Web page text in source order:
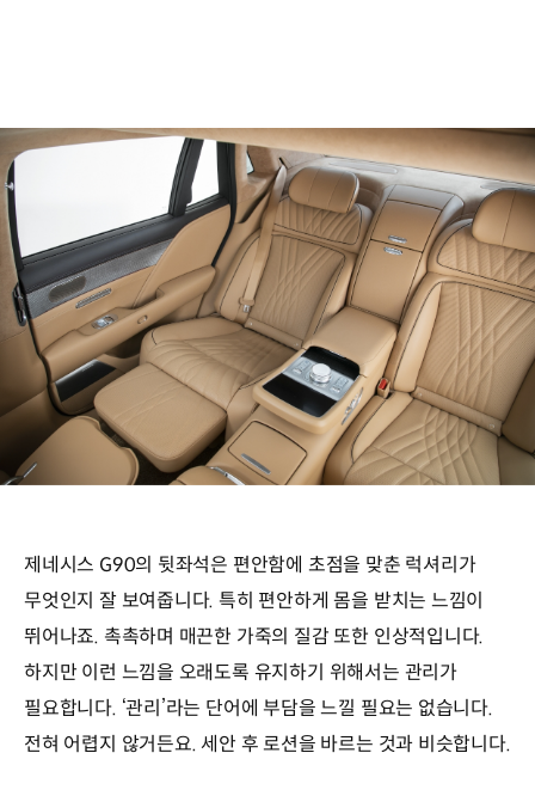
제네시스 G90의 뒷좌석은 편안함에 초점을 맞춘 럭셔리가
무엇인지 잘 보여줍니다. 특히 편안하게 몸을 받치는 느낌이
뛰어나죠. 촉촉하며 매끈한 가죽의 질감 또한 인상적입니다.
하지만 이런 느낌을 오래도록 유지하기 위해서는 관리가
필요합니다. ‘관리’라는 단어에 부담을 느낄 필요는 없습니다.
전혀 어렵지 않거든요. 세안 후 로션을 바르는 것과 비슷합니다.